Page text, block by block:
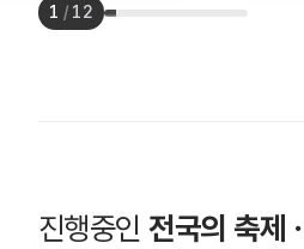
1 / 12
진행중인전국의 축제